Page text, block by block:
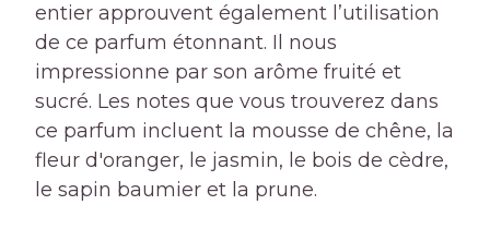
entier approuvent également l’utilisation
de ce parfum étonnant. Il nous
impressionne par son arôme fruité et
sucré. Les notes que vous trouverez dans
ce parfum incluent la mousse de chêne, la
fleur d'oranger, le jasmin, le bois de cèdre,
le sapin baumier et la prune.